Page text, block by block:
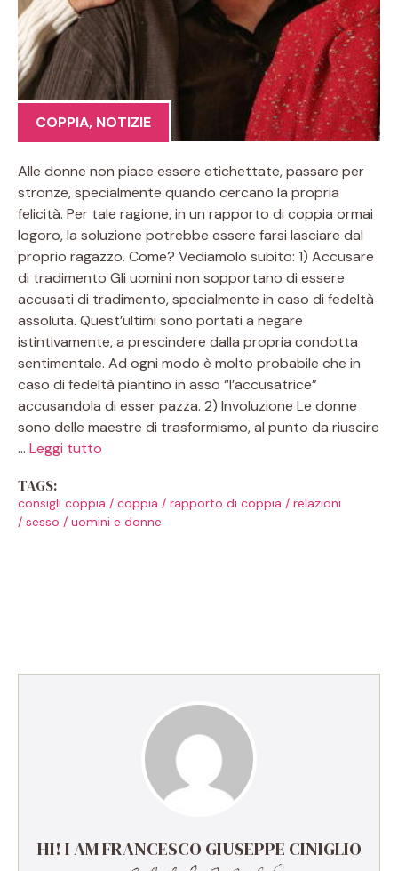
COPPIA, NOTIZIE
Alle donne non piace essere etichettate, passare per
stronze, specialmente quando cercano la propria
felicità. Per tale ragione, in un rapporto di coppia ormai
logoro, la soluzione potrebbe essere farsi lasciare dal
proprio ragazzo. Come? Vediamolo subito: 1) Accusare
di tradimento Gli uomini non sopportano di essere
accusati di tradimento, specialmente in caso di fedeltà
assoluta. Quest’ultimi sono portati a negare
istintivamente, a prescindere dalla propria condotta
sentimentale. Ad ogni modo è molto probabile che in
caso di fedeltà piantino in asso “l’accusatrice”
accusandola di esser pazza. 2) Involuzione Le donne
sono delle maestre di trasformismo, al punto da riuscire
… Leggi tutto
TAGS:
consigli coppia / coppia / rapporto di coppia / relazioni
/ sesso / uomini e donne
HI! I AM FRANCESCO GIUSEPPE CINIGLIO